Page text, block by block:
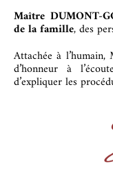
Maître DUMONT-
de la famille, des
Attachée à
d’honneur à
d’expliquer les